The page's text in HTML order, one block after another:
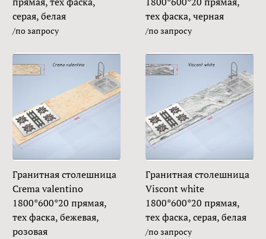
серая, белая
/по запросу
тех фаска, черная
/по запросу
Гранитная столешница
Crema valentino
1800*600*20 прямая,
тех фаска, бежевая,
розовая
Гранитная столешница
Viscont white
1800*600*20 прямая,
тех фаска, серая, белая
/по запросу